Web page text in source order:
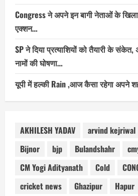
Congress ने अपने इन बागी नेताओं के
एक्शन…
SP ने दिया प्रत्याशियों को तैयारी के
नामों की घोषणा…
यूपी में हल्की Rain ,आज कैसा रहेगा अपने
AKHILESH YADAV arvind kejriwal
Bijnor
bjp Bulandshahr
CM Yogi Adityanath
Cold
cricket news
Ghazipur Hapur